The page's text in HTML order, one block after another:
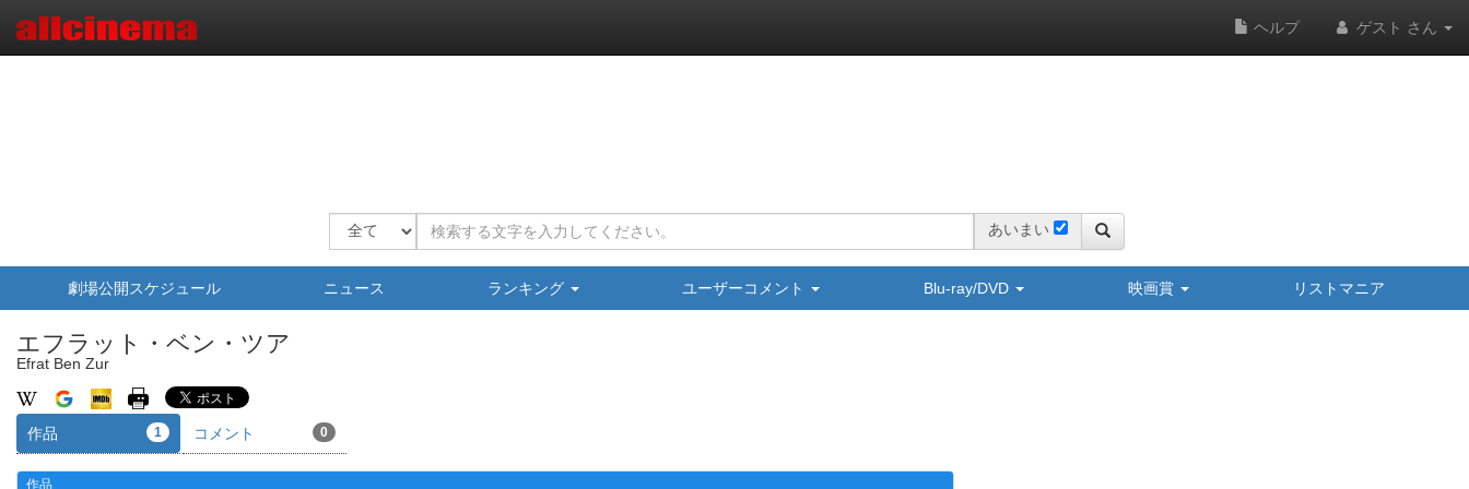
ヘルプ ゲスト さん
あいまい
劇場公開スケジュール ニュース ランキング ユーザーコメント Blu-ray/DVD 映画賞 リストマニア
エフラット・ベン・ツア
Efrat Ben Zur
作品 1 コメント 0
作品